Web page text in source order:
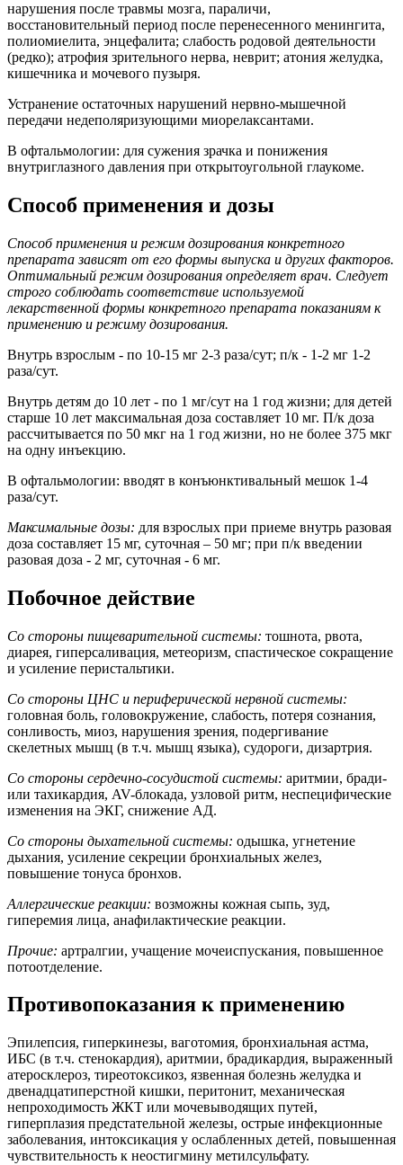
нарушения после травмы мозга, параличи,
восстановительный период после перенесенного менингита,
полиомиелита, энцефалита; слабость родовой деятельности
(редко); атрофия зрительного нерва, неврит; атония желудка,
кишечника и мочевого пузыря.
Устранение остаточных нарушений нервно-мышечной
передачи недеполяризующими миорелаксантами.
В офтальмологии: для сужения зрачка и понижения
внутриглазного давления при открытоугольной глаукоме.
Способ применения и дозы
Способ применения и режим дозирования конкретного
препарата зависят от его формы выпуска и других факторов.
Оптимальный режим дозирования определяет врач. Следует
строго соблюдать соответствие используемой
лекарственной формы конкретного препарата показаниям к
применению и режиму дозирования.
Внутрь взрослым - по 10-15 мг 2-3 раза/сут; п/к - 1-2 мг 1-2
раза/сут.
Внутрь детям до 10 лет - по 1 мг/сут на 1 год жизни; для детей
старше 10 лет максимальная доза составляет 10 мг. П/к доза
рассчитывается по 50 мкг на 1 год жизни, но не более 375 мкг
на одну инъекцию.
В офтальмологии: вводят в конъюнктивальный мешок 1-4
раза/сут.
Максимальные дозы: для взрослых при приеме внутрь разовая
доза составляет 15 мг, суточная – 50 мг; при п/к введении
разовая доза - 2 мг, суточная - 6 мг.
Побочное действие
Со стороны пищеварительной системы: тошнота, рвота,
диарея, гиперсаливация, метеоризм, спастическое сокращение
и усиление перистальтики.
Со стороны ЦНС и периферической нервной системы:
головная боль, головокружение, слабость, потеря сознания,
сонливость, миоз, нарушения зрения, подергивание
скелетных мышц (в т.ч. мышц языка), судороги, дизартрия.
Со стороны сердечно-сосудистой системы: аритмии, бради-
или тахикардия, AV-блокада, узловой ритм, неспецифические
изменения на ЭКГ, снижение АД.
Со стороны дыхательной системы: одышка, угнетение
дыхания, усиление секреции бронхиальных желез,
повышение тонуса бронхов.
Аллергические реакции: возможны кожная сыпь, зуд,
гиперемия лица, анафилактические реакции.
Прочие: артралгии, учащение мочеиспускания, повышенное
потоотделение.
Противопоказания к применению
Эпилепсия, гиперкинезы, ваготомия, бронхиальная астма,
ИБС (в т.ч. стенокардия), аритмии, брадикардия, выраженный
атеросклероз, тиреотоксикоз, язвенная болезнь желудка и
двенадцатиперстной кишки, перитонит, механическая
непроходимость ЖКТ или мочевыводящих путей,
гиперплазия предстательной железы, острые инфекционные
заболевания, интоксикация у ослабленных детей, повышенная
чувствительность к неостигмину метилсульфату.